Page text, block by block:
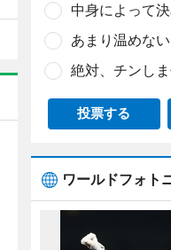
中身によって
あまり温めない
絶対、チンしま
投票する
ワールドフォト